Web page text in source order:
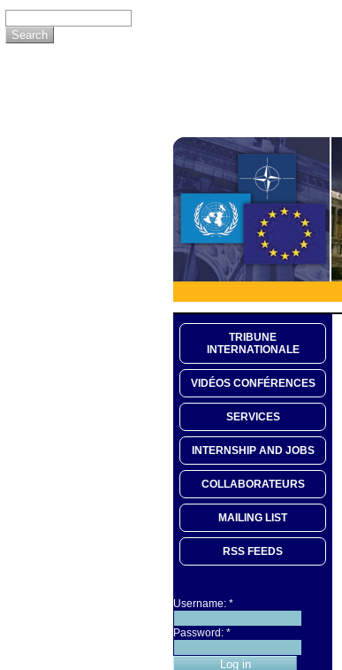
TRIBUNE
INTERNATIONALE
VIDÉOS CONFÉRENCES
SERVICES
INTERNSHIP AND JOBS
COLLABORATEURS
MAILING LIST
RSS FEEDS
Username: *
Password: *